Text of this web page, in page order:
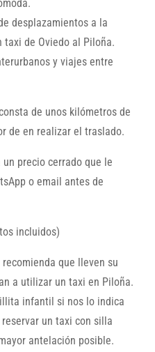
desplazamientos a la
taxi de Oviedo al Piloña.
y viajes entre
de unos kilómetros de
de en realizar el traslado.
precio cerrado que le
o email antes de
incluidos)
que lleven su
a utilizar un taxi en Piloña.
infantil si nos lo indica
un taxi con silla
antelación posible.